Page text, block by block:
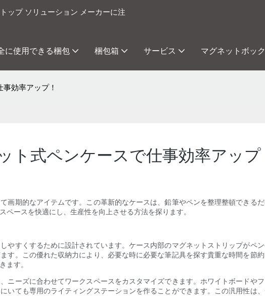
ップ ソリューション メーカーに注
に使用できる梱包 梱包箱 サービス マグネットボッ
効率アップ！
ト式ペンケースで仕事効率アップ
画期的なアイテムです。この革新的なケースは、鉛筆やペンを整理整頓できる
ースを快適にし、生産性を向上させる方法を探ります。
やすくするために設計されています。ケース内部のマグネットストリップがペ
す。この優れた収納力により、必要な時に必要な筆記具を探す貴重な時間を節
ます。
ニーズに合わせてワークスペースをカスタマイズできます。ホワイトボードや
いても専用のライティングステーションを作ることができます。この汎用性は